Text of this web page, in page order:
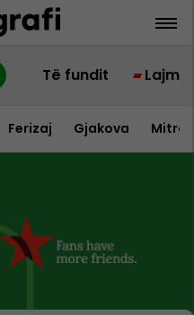
Të fundit Lajme
Ferizaj Gjakova